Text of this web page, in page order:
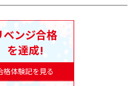
格体験記を見る
ベンジ合格
を達成!